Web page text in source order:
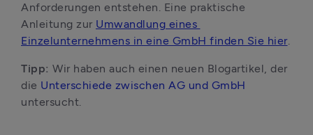
Anforderungen entstehen. Eine praktische
Anleitung zur Umwandlung eines
Einzelunternehmens in eine GmbH finden Sie hier.
Tipp: Wir haben auch einen neuen Blogartikel, der
die Unterschiede zwischen AG und GmbH
untersucht.